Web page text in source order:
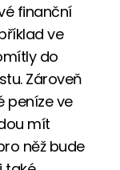
finanční
ve
do
Zároveň
peníze ve
mít
něž bude